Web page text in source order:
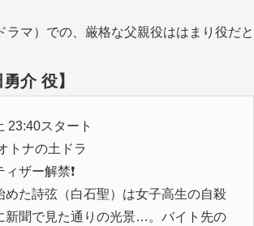
ラマ）での、厳格な父親役ははまり役だと
介 役】
23:40スタート
トナの土ドラ
ィザー解禁❗
めた詩弦（白石聖）は女子高生の自殺
新聞で見た通りの光景…。バイト先の